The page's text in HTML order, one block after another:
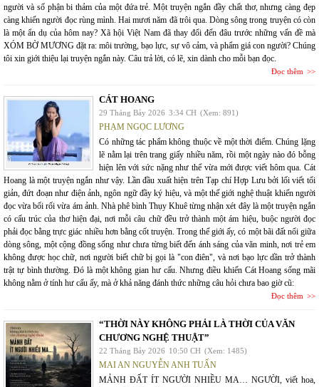
người và số phận bi thảm của một đứa trẻ. Một truyện ngắn đầy chất thơ, nhưng càng đẹp
càng khiến người đọc rùng mình. Hai mươi năm đã trôi qua. Dòng sông trong truyện có còn
là một ẩn dụ của hôm nay? Xã hội Việt Nam đã thay đổi đến đâu trước những vấn đề mà
XÓM BỜ MƯƠNG đặt ra: môi trường, bạo lực, sự vô cảm, và phẩm giá con người? Chúng
tôi xin giới thiệu lại truyện ngắn này. Câu trả lời, có lẽ, xin dành cho mỗi bạn đọc.
Đọc thêm
CÁT HOANG
29 Tháng Bảy 2026 3:34 CH (Xem: 891)
PHẠM NGỌC LƯƠNG
Có những tác phẩm không thuộc về một thời điểm. Chúng lặng
lẽ nằm lại trên trang giấy nhiều năm, rồi một ngày nào đó bỗng
hiện lên với sức nặng như thể vừa mới được viết hôm qua. Cát
Hoang là một truyện ngắn như vậy. Lần đầu xuất hiện trên Tạp chí Hợp Lưu bởi lối viết tối
giản, đứt đoạn như điện ảnh, ngôn ngữ đầy ký hiệu, và một thế giới nghệ thuật khiến người
đọc vừa bối rối vừa ám ảnh. Nhà phê bình Thụy Khuê từng nhận xét đây là một truyện ngắn
có cấu trúc của thơ hiện đại, nơi mỗi câu chữ đều trở thành một ám hiệu, buộc người đọc
phải đọc bằng trực giác nhiều hơn bằng cốt truyện. Trong thế giới ấy, có một bãi đất nổi giữa
dòng sông, một cộng đồng sống như chưa từng biết đến ánh sáng của văn minh, nơi trẻ em
không được học chữ, nơi người biết chữ bị gọi là "con điên", và nơi bạo lực dần trở thành
trật tự bình thường. Đó là một không gian hư cấu. Nhưng điều khiến Cát Hoang sống mãi
không nằm ở tính hư cấu ấy, mà ở khả năng đánh thức những câu hỏi chưa bao giờ cũ:
Đọc thêm
“THỜI NÀY KHÔNG PHẢI LÀ THỜI CỦA VĂN
CHƯƠNG NGHỆ THUẬT”
22 Tháng Bảy 2026 10:50 CH (Xem: 1485)
MAI AN NGUYỄN ANH TUẤN
MẢNH ĐẤT ÍT NGƯỜI NHIỀU MA… NGƯỜI, viết hoa,